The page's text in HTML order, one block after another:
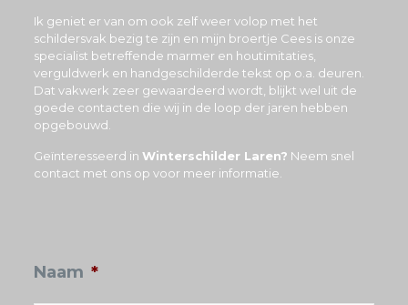
Ik geniet er van om ook zelf weer volop met het
schildersvak bezig te zijn en mijn broertje Cees is onze
specialist betreffende marmer en houtimitaties,
verguldwerk en handgeschilderde tekst op o.a. deuren.
Dat vakwerk zeer gewaardeerd wordt, blijkt wel uit de
goede contacten die wij in de loop der jaren hebben
opgebouwd.
Geïnteresseerd inWinterschilder Laren? Neem snel
contact met ons op voor meer informatie.
Naam *